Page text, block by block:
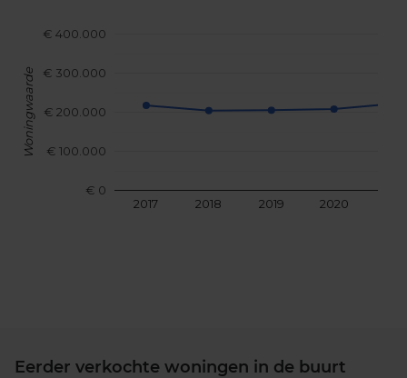
2017 2018 2019 2020
€ 0
€ 100.000
€ 200.000
€ 300.000
€ 400.000
Woningwaarde
Eerder verkochte woningen in de buurt